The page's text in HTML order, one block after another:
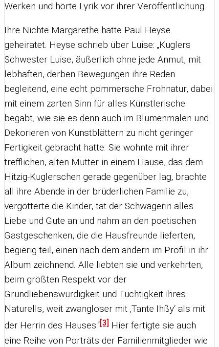
Werken und hörte Lyrik vor ihrer Veröffentlichung.
Ihre Nichte Margarethe hatte Paul Heyse
geheiratet. Heyse schrieb über Luise: „Kuglers
Schwester Luise, äußerlich ohne jede Anmut, mit
lebhaften, derben Bewegungen ihre Reden
begleitend, eine echt pommersche Frohnatur, dabei
mit einem zarten Sinn für alles Künstlerische
begabt, wie sie es denn auch im Blumenmalen und
Dekorieren von Kunstblättern zu nicht geringer
Fertigkeit gebracht hatte. Sie wohnte mit ihrer
trefflichen, alten Mutter in einem Hause, das dem
Hitzig-Kuglerschen gerade gegenüber lag, brachte
all ihre Abende in der brüderlichen Familie zu,
vergötterte die Kinder, tat der Schwägerin alles
Liebe und Gute an und nahm an den poetischen
Gastgeschenken, die die Hausfreunde lieferten,
begierig teil, einen nach dem andern im Profil in ihr
Album zeichnend. Alle liebten sie und verkehrten,
beim größten Respekt vor der
Grundliebenswürdigkeit und Tüchtigkeit ihres
Naturells, weit zwangloser mit ‚Tante Ihßy‘ als mit
der Herrin des Hauses.“[3] Hier fertigte sie auch
eine Reihe von Porträts der Familienmitglieder wie